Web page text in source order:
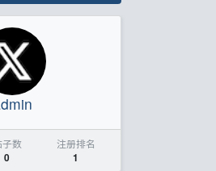
子数
0
注册排名
1